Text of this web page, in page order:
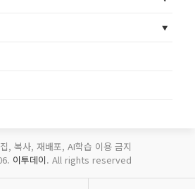
, 복사, 재배포, AI학습 이용 금지
이투데이. All rights reserved